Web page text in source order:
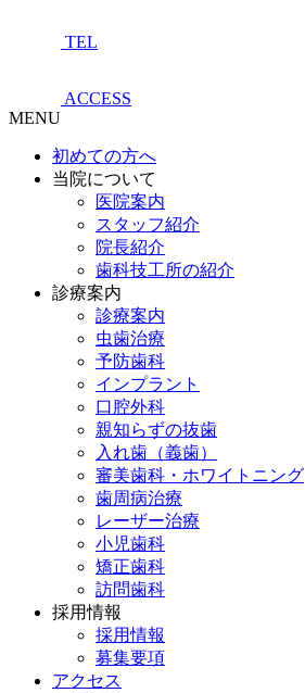
TEL
ACCESS
MENU
初めての方へ
当院について
医院案内
スタッフ紹介
院長紹介
歯科技工所の紹介
診療案内
診療案内
虫歯治療
予防歯科
インプラント
口腔外科
親知らずの抜歯
入れ歯（義歯）
審美歯科・ホワイトニング
歯周病治療
レーザー治療
小児歯科
矯正歯科
訪問歯科
採用情報
採用情報
募集要項
アクセス